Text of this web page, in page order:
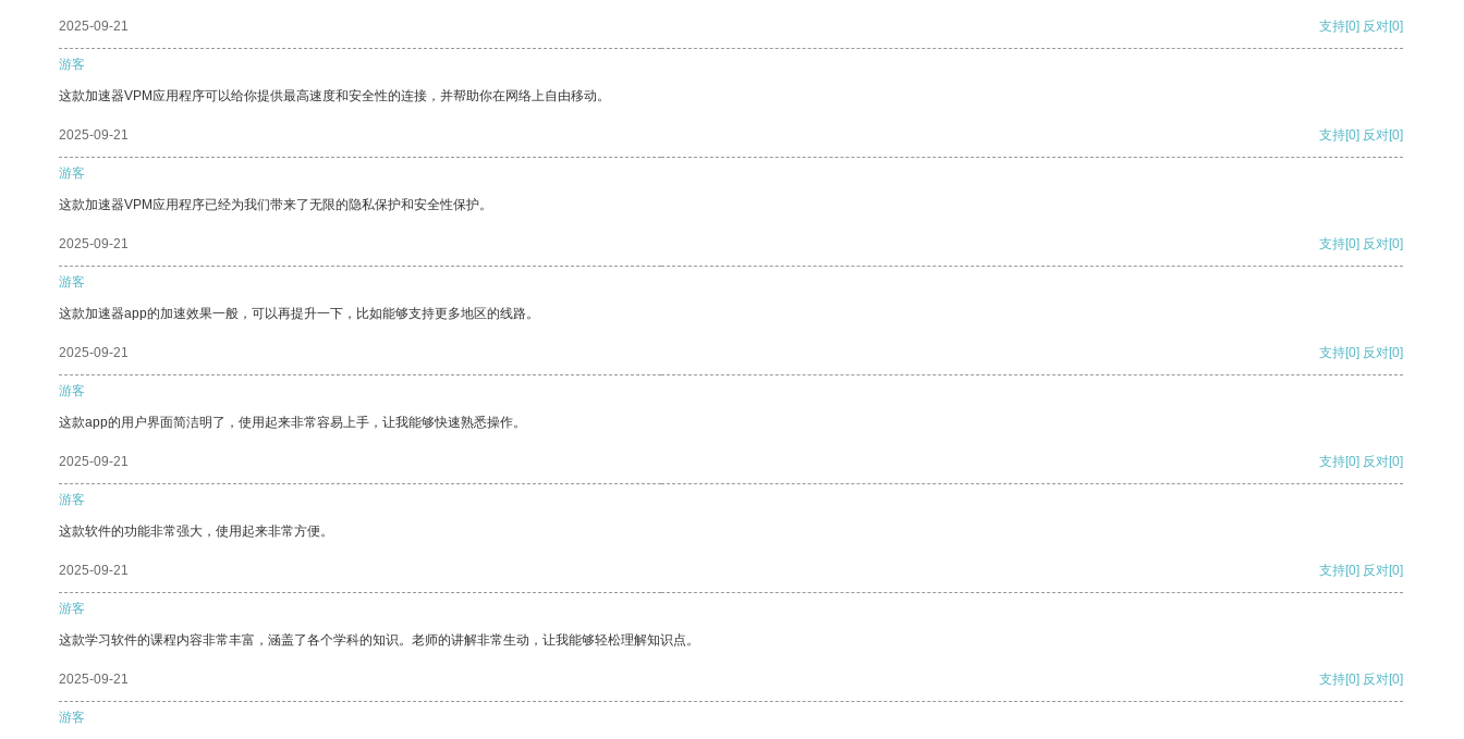
2025-09-21 支持[0] 反对[0]
游客
这款加速器VPM应用程序可以给你提供最高速度和安全性的连接，并帮助你在网络上自由移动。
2025-09-21 支持[0] 反对[0]
游客
这款加速器VPM应用程序已经为我们带来了无限的隐私保护和安全性保护。
2025-09-21 支持[0] 反对[0]
游客
这款加速器app的加速效果一般，可以再提升一下，比如能够支持更多地区的线路。
2025-09-21 支持[0] 反对[0]
游客
这款app的用户界面简洁明了，使用起来非常容易上手，让我能够快速熟悉操作。
2025-09-21 支持[0] 反对[0]
游客
这款软件的功能非常强大，使用起来非常方便。
2025-09-21 支持[0] 反对[0]
游客
这款学习软件的课程内容非常丰富，涵盖了各个学科的知识。老师的讲解非常生动，让我能够轻松理解知识点。
2025-09-21 支持[0] 反对[0]
游客